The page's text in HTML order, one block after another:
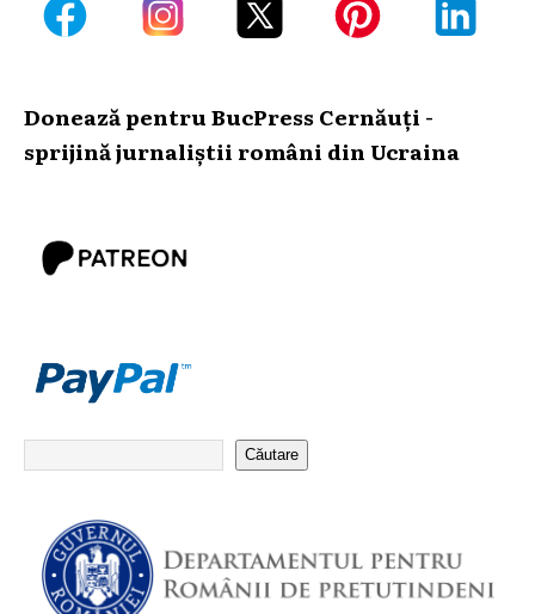
Donează pentru BucPress Cernăuți -
sprijină jurnaliștii români din Ucraina
Căutare